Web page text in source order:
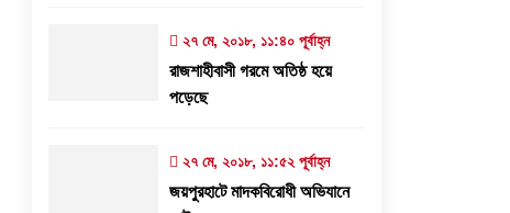
২৭ মে, ২০১৮, ১১:৪০ পূর্বাহ্ন
রাজশাহীবাসী গরমে অতিষ্ঠ হয়ে
পড়েছে
২৭ মে, ২০১৮, ১১:৫২ পূর্বাহ্ন
জয়পুরহাটে মাদকবিরোধী অভিযানে